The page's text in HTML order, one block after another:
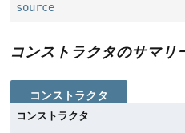
source
コンストラクタのサマリ
コンストラクタ
コンストラクタ